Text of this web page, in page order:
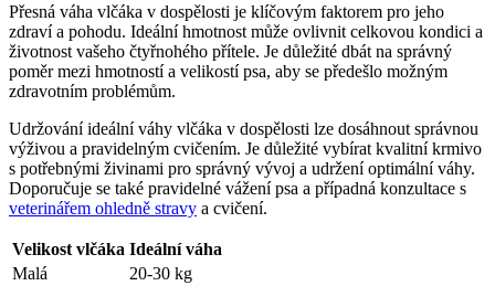
Přesná váha ⁢vlčáka v ⁤dospělosti je klíčovým faktorem pro jeho
zdraví a ‌pohodu.⁣ Ideální hmotnost může ovlivnit celkovou kondici a
životnost vašeho ‌čtyřnohého ⁣přítele. Je důležité dbát na​ správný
poměr mezi ​hmotností a velikostí psa, aby se předešlo možným
zdravotním problémům.
Udržování ideální váhy ‍vlčáka⁢ v‍ dospělosti ⁢lze dosáhnout správnou
‌výživou​ a⁢ pravidelným cvičením. Je důležité vybírat kvalitní ​krmivo
s potřebnými živinami‌ pro ⁤správný ⁣vývoj a⁣ udržení optimální⁣ váhy.
Doporučuje⁢ se také​ pravidelné⁢ vážení psa ⁢a​ případná konzultace s
veterinářem ohledně stravy a cvičení.
Velikost vlčáka Ideální váha
Malá
20-30 ‍kg